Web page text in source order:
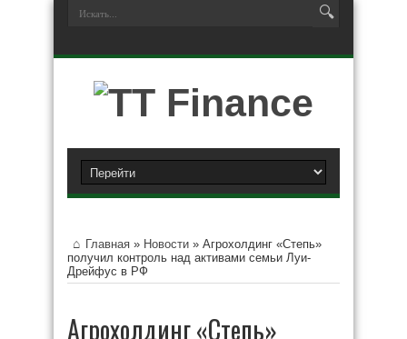
Главная » Новости » Агрохолдинг «Степь»
получил контроль над активами семьи Луи-
Дрейфус в РФ
Агрохолдинг «Степь»